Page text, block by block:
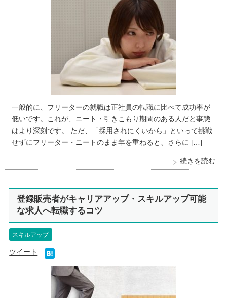
一般的に、フリーターの就職は正社員の転職に比べて成功率が
低いです。これが、ニート・引きこもり期間のある人だと事態
はより深刻です。 ただ、「採用されにくいから」といって挑戦
せずにフリーター・ニートのまま年を重ねると、さらに […]
続きを読む
登録販売者がキャリアアップ・スキルアップ可能
な求人へ転職するコツ
スキルアップ
ツイート